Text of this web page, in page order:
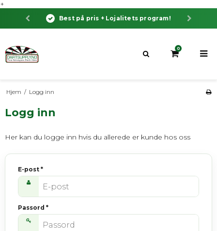
+
Best på pris + Lojalitets program!
0
Hjem / Logg inn
Logg inn
Her kan du logge inn hvis du allerede er kunde hos oss
E-post *
Passord *